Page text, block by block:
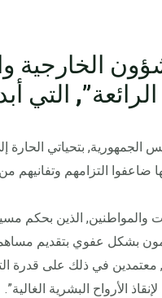
الخارجية
التي
الجمهورية, بتحياتي الحارة
ضاعفوا التزامهم
والمواطنين, الذين بحكم
بشكل عفوي بتقديم
معتمدين في ذلك على قدرة
الأرواح البشرية الغالية”.